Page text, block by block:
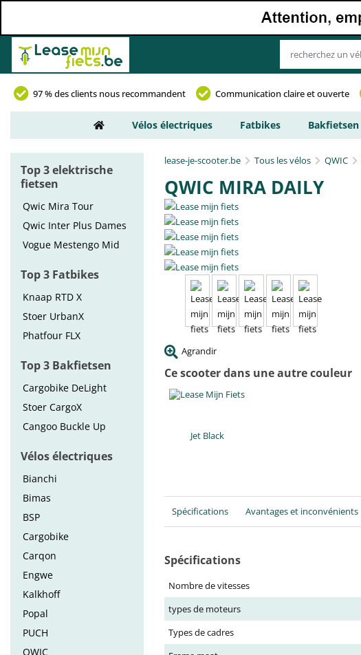
97 % des clients nous recommandent Communication claire et ouverte
Vélos électriques Fatbikes Bakfietsen
Top 3 elektrische
fietsen
Qwic Mira Tour
Qwic Inter Plus Dames
Vogue Mestengo Mid
Top 3 Fatbikes
Knaap RTD X
Stoer UrbanX
Phatfour FLX
Top 3 Bakfietsen
Cargobike DeLight
Stoer CargoX
Cangoo Buckle Up
Vélos électriques
Bianchi
Bimas
BSP
Cargobike
Carqon
Engwe
Kalkhoff
Popal
PUCH
QWIC
lease-je-scooter.be Tous les vélos QWIC
QWIC MIRA DAILY
Agrandir
Ce scooter dans une autre couleur
Jet Black
Spécifications Avantages et inconvénients
Spécifications
Nombre de vitesses
types de moteurs
Types de cadres